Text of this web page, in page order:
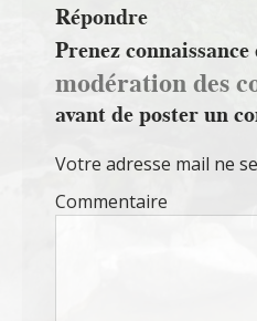
Répondre
Prenez connaissance
modération des
avant de poster un
Votre adresse mail ne
Commentaire